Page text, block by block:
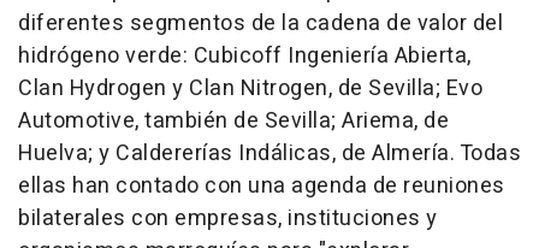
diferentes segmentos de la cadena de valor del
hidrógeno verde: Cubicoff Ingeniería Abierta,
Clan Hydrogen y Clan Nitrogen, de Sevilla; Evo
Automotive, también de Sevilla; Ariema, de
Huelva; y Caldererías Indálicas, de Almería. Todas
ellas han contado con una agenda de reuniones
bilaterales con empresas, instituciones y